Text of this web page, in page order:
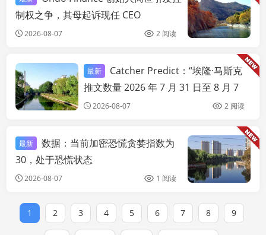
制权之争，其母起诉现任 CEO
2026-08-07 2 阅读
链快讯
最新
Catcher Predict：“埃隆·马斯克
推文数量 2026 年 7 月 31 日至 8 月 7
日” “180-199” 胜率飙升 18%
2026-08-07 2 阅读
最新
数据：当前加密恐慌贪婪指数为
30，处于恐慌状态
2026-08-07 1 阅读
1 2 3 4 5 6 7 8 9